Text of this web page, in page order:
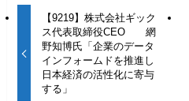
【9219】株式会社ギック
ス代表取締役CEO 網
野知博氏「企業のデータ
インフォームドを推進し
日本経済の活性化に寄与
する」